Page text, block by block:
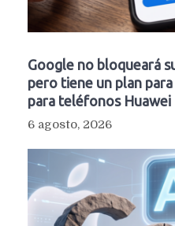
Google no bloqueará
pero tiene un plan
para teléfonos Huawei
6 agosto, 2026